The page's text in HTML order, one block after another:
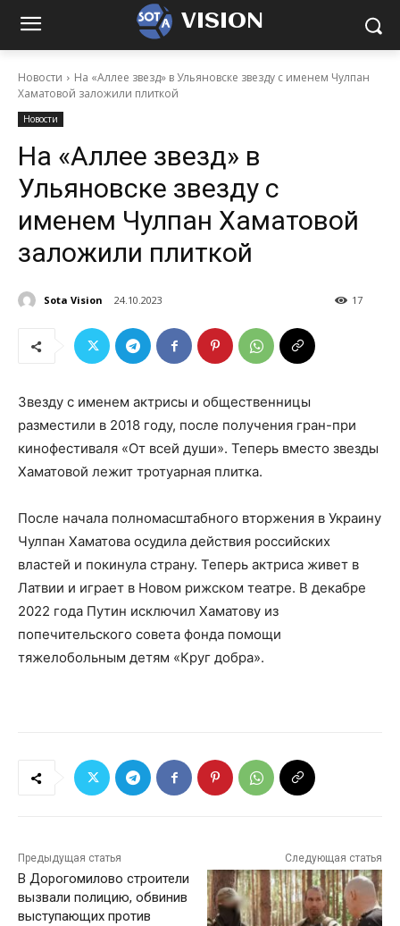
VISION
Новости
На «Аллее звезд» в Ульяновске звезду с именем Чулпан
Хаматовой заложили плиткой
Новости
На «Аллее звезд» в
Ульяновске звезду с
именем Чулпан Хаматовой
заложили плиткой
Sota Vision 24.10.2023 17
Звезду с именем актрисы и общественницы
разместили в 2018 году, после получения гран-при
кинофестиваля «От всей души». Теперь вместо звезды
Хаматовой лежит тротуарная плитка.
После начала полномасштабного вторжения в Украину
Чулпан Хаматова осудила действия российских
властей и покинула страну. Теперь актриса живет в
Латвии и играет в Новом рижском театре. В декабре
2022 года Путин исключил Хаматову из
попечительского совета фонда помощи
тяжелобольным детям «Круг добра».
Предыдущая статья
В Дорогомилово строители
вызвали полицию, обвинив
выступающих против
Следующая статья